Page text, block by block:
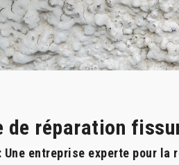
de réparation
Une entreprise experte pour